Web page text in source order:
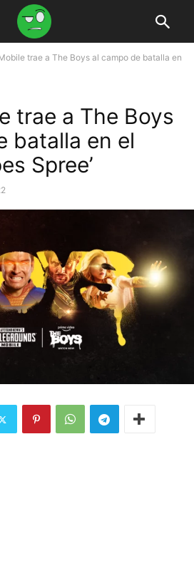
trae a The Boys al campo de batalla en
trae a The Boys
batalla en el
Spree’